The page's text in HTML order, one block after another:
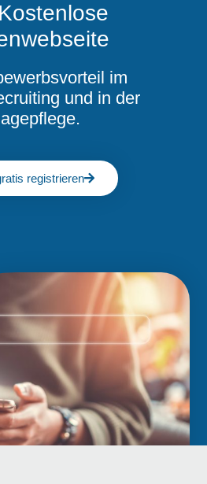
im
und in der
registrieren